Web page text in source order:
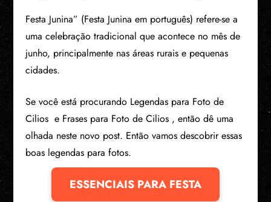
Festa Junina” (Festa Junina em português) refere-se a
uma celebração tradicional que acontece no mês de
junho, principalmente nas áreas rurais e pequenas
cidades.
Se você está procurando Legendas para Foto de
Cilios e Frases para Foto de Cilios , então dê uma
olhada neste novo post. Então vamos descobrir essas
boas legendas para fotos.
ESSENCIAIS PARA FESTA